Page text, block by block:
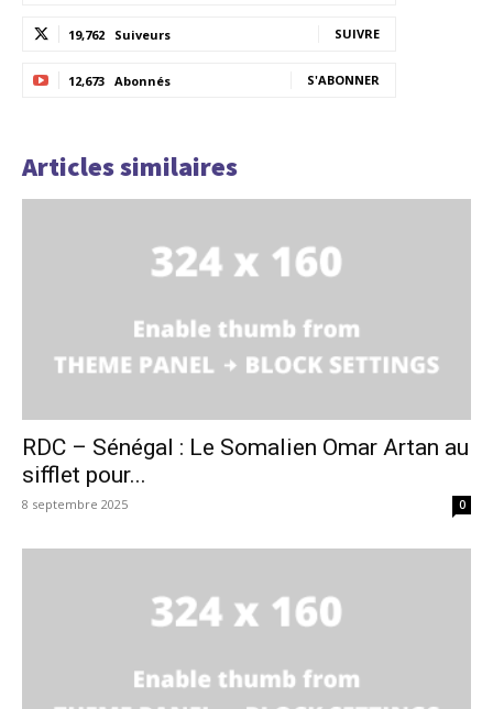
19,762 Suiveurs SUIVRE
12,673 Abonnés S'ABONNER
Articles similaires
RDC – Sénégal : Le Somalien Omar Artan au
sifflet pour...
8 septembre 2025 0